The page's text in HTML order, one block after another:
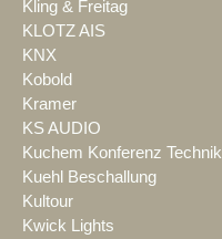
Kling & Freitag
KLOTZ AIS
KNX
Kobold
Kramer
KS AUDIO
Kuchem Konferenz Technik
Kuehl Beschallung
Kultour
Kwick Lights